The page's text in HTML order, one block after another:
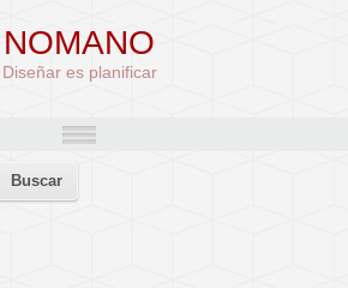
NOMANO
Diseñar es planificar